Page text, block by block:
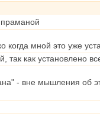
праманой
когда мной это уже
как установлено
- вне мышления об